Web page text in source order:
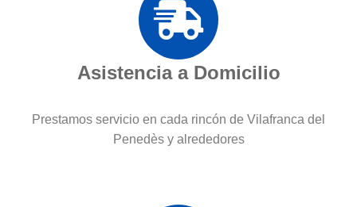
Asistencia a Domicilio
Prestamos servicio en cada rincón de Vilafranca del
Penedès y alrededores